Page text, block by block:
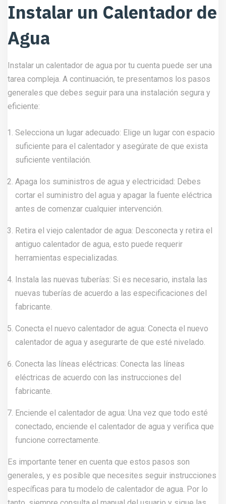
Instalar un Calentador de
Agua
Instalar un calentador de agua por tu cuenta puede ser una
tarea compleja. A continuación, te presentamos los pasos
generales que debes seguir para una instalación segura y
eficiente:
Selecciona un lugar adecuado: Elige un lugar con espacio
suficiente para el calentador y asegúrate de que exista
suficiente ventilación.
Apaga los suministros de agua y electricidad: Debes
cortar el suministro del agua y apagar la fuente eléctrica
antes de comenzar cualquier intervención.
Retira el viejo calentador de agua: Desconecta y retira el
antiguo calentador de agua, esto puede requerir
herramientas especializadas.
Instala las nuevas tuberías: Si es necesario, instala las
nuevas tuberías de acuerdo a las especificaciones del
fabricante.
Conecta el nuevo calentador de agua: Conecta el nuevo
calentador de agua y asegurarte de que esté nivelado.
Conecta las líneas eléctricas: Conecta las líneas
eléctricas de acuerdo con las instrucciones del
fabricante.
Enciende el calentador de agua: Una vez que todo esté
conectado, enciende el calentador de agua y verifica que
funcione correctamente.
Es importante tener en cuenta que estos pasos son
generales, y es posible que necesites seguir instrucciones
específicas para tu modelo de calentador de agua. Por lo